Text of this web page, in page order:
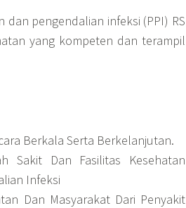
pengendalian infeksi (PPI) RS
yang kompeten dan terampil
Berkala Serta Berkelanjutan.
Sakit Dan Fasilitas Kesehatan
Infeksi
Dan Masyarakat Dari Penyakit